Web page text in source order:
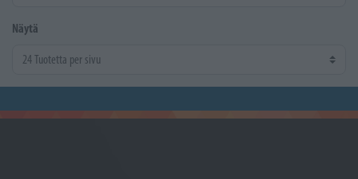
Näytä